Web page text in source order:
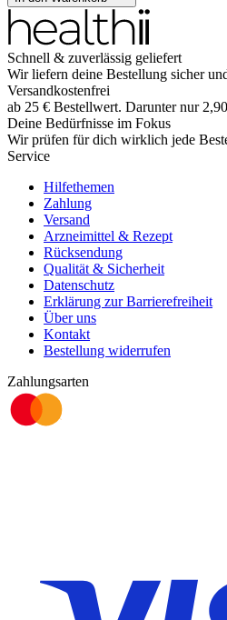
Schnell & zuverlässig geliefert
Wir liefern deine Bestellung sicher
Versandkostenfrei
ab 25 € Bestellwert. Darunter nur 2,90
Deine Bedürfnisse im Fokus
Wir prüfen für dich wirklich jede
Service
Hilfethemen
Zahlung
Versand
Arzneimittel & Rezept
Rücksendung
Qualität & Sicherheit
Datenschutz
Erklärung zur Barrierefreiheit
Über uns
Kontakt
Bestellung widerrufen
Zahlungsarten